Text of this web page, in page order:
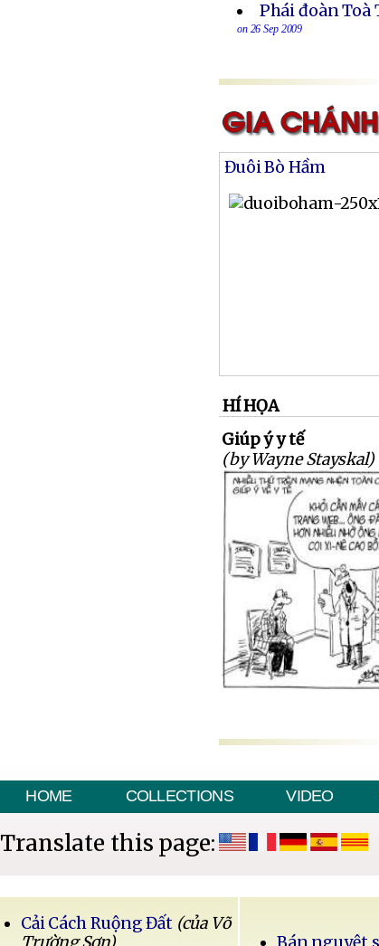
Phái đoàn Toà
on 26 Sep 2009
Đuôi Bò Hầm
HÍ HỌA
Giúp ý y tế
(by Wayne Stayskal)
HOME COLLECTIONS VIDEO
Translate this page:
Cải Cách Ruộng Đất (của Võ
Trường Sơn)
Bán nguyệt